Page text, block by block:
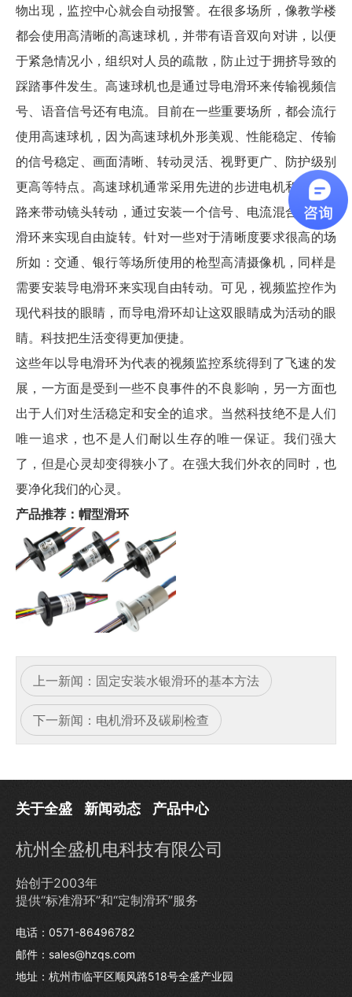
物出现，监控中心就会自动报警。在很多场所，像教学楼
都会使用高清晰的高速球机，并带有语音双向对讲，以便
于紧急情况小，组织对人员的疏散，防止过于拥挤导致的
踩踏事件发生。高速球机也是通过导电滑环来传输视频信
号、语音信号还有电流。目前在一些重要场所，都会流行
使用高速球机，因为高速球机外形美观、性能稳定、传输
的信号稳定、画面清晰、转动灵活、视野更广、防护级别
更高等特点。高速球机通常采用先进的步进电机和驱动电
路来带动镜头转动，通过安装一个信号、电流混合型导电
滑环来实现自由旋转。针对一些对于清晰度要求很高的场
所如：交通、银行等场所使用的枪型高清摄像机，同样是
需要安装导电滑环来实现自由转动。可见，视频监控作为
现代科技的眼睛，而导电滑环却让这双眼睛成为活动的眼
睛。科技把生活变得更加便捷。
这些年以导电滑环为代表的视频监控系统得到了飞速的发
展，一方面是受到一些不良事件的不良影响，另一方面也
出于人们对生活稳定和安全的追求。当然科技绝不是人们
唯一追求，也不是人们耐以生存的唯一保证。我们强大
了，但是心灵却变得狭小了。在强大我们外衣的同时，也
要净化我们的心灵。
产品推荐：帽型滑环
上一新闻： 固定安装水银滑环的基本方法
下一新闻： 电机滑环及碳刷检查
关于全盛 新闻动态 产品中心
杭州全盛机电科技有限公司
始创于2003年
提供“标准滑环”和“定制滑环”服务
电话：0571-86496782
邮件：sales@hzqs.com
地址：杭州市临平区顺风路518号全盛产业园